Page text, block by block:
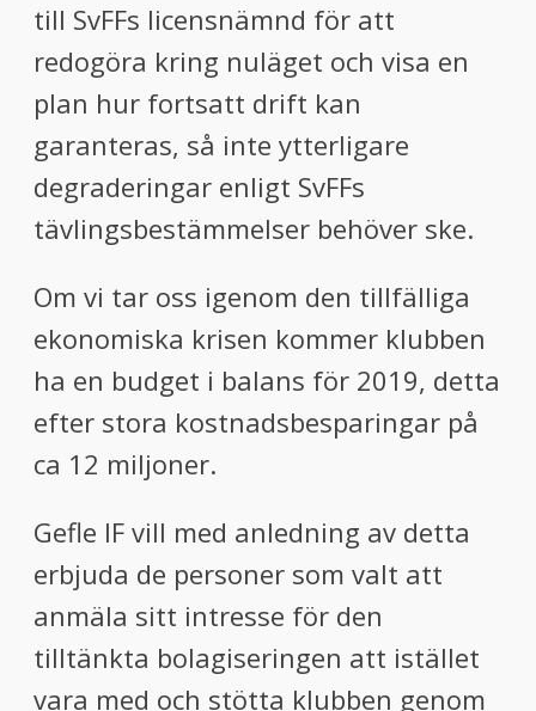
till SvFFs licensnämnd för att
redogöra kring nuläget och visa en
plan hur fortsatt drift kan
garanteras, så inte ytterligare
degraderingar enligt SvFFs
tävlingsbestämmelser behöver ske.
Om vi tar oss igenom den tillfälliga
ekonomiska krisen kommer klubben
ha en budget i balans för 2019, detta
efter stora kostnadsbesparingar på
ca 12 miljoner.
Gefle IF vill med anledning av detta
erbjuda de personer som valt att
anmäla sitt intresse för den
tilltänkta bolagiseringen att istället
vara med och stötta klubben genom